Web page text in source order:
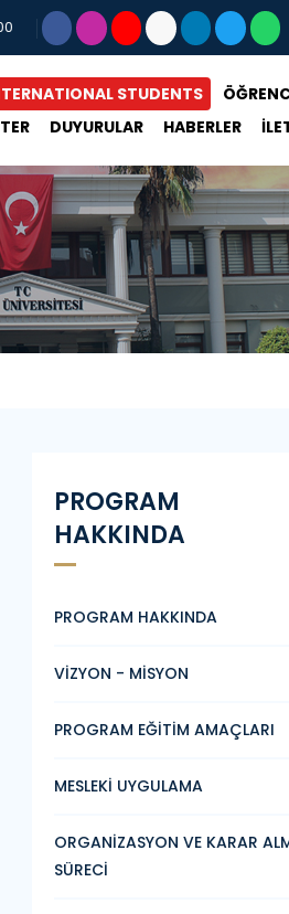
STUDENTS
DUYURULAR HABERLER
PROGRAM
HAKKINDA
PROGRAM HAKKINDA
VİZYON - MİSYON
PROGRAM EĞİTİM AMAÇLARI
MESLEKİ UYGULAMA
ORGANİZASYON VE KARAR
SÜRECİ